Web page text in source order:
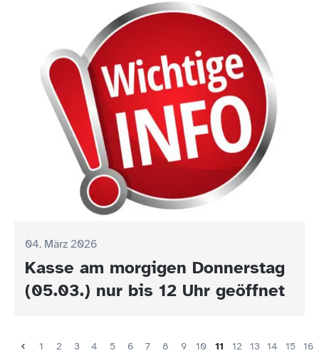
04. März 2026
Kasse am morgigen Donnerstag
(05.03.) nur bis 12 Uhr geöffnet
1 2 3 4 5 6 7 8 9 10 11 12 13 14 15 16